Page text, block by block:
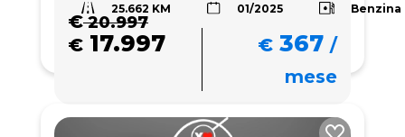
25.662 KM 01/2025 Benzina
€20.997
€ 17.997 € 367 /
mese